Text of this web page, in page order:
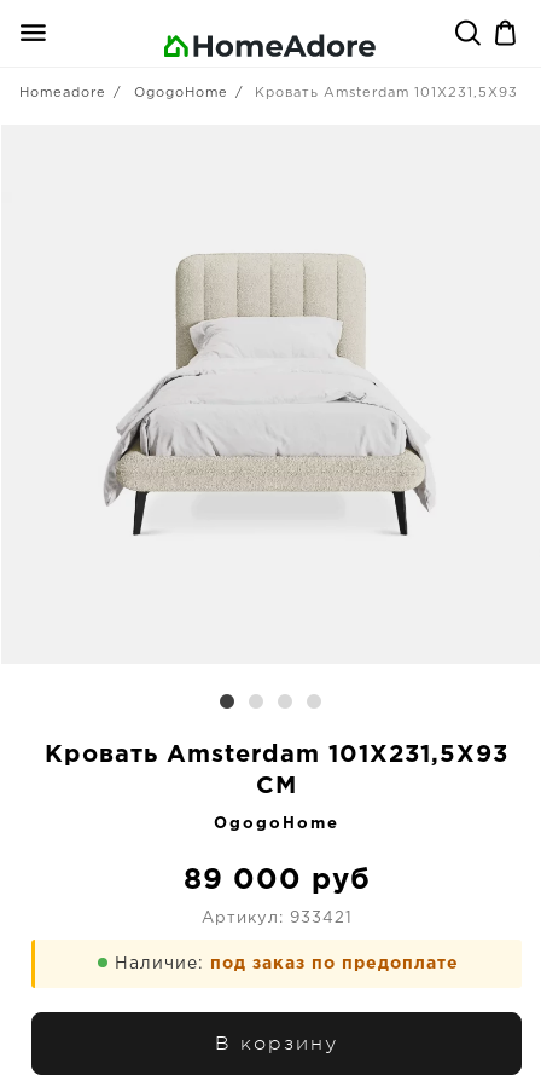
Homeadore OgogoHome Кровать Amsterdam 101X231,5X93
Кровать Amsterdam 101X231,5X93
CM
OgogoHome
89 000 руб
Артикул: 933421
Наличие: под заказ по предоплате
В корзину